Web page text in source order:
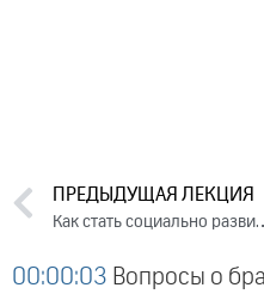
ПРЕДЫДУЩАЯ ЛЕКЦИЯ
Как стать социально развитым и успешным в деятельности. Лекция 2 (2018)
00:00:03 Вопросы о